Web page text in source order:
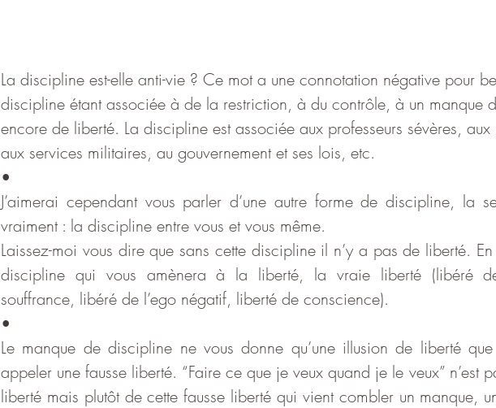
La discipline est-elle anti-vie ? Ce mot a une connotation négative pour
discipline étant associée à de la restriction, à du contrôle, à un manque
encore de liberté. La discipline est associée aux professeurs sévères, aux
aux services militaires, au gouvernement et ses lois, etc.
•
J’aimerai cependant vous parler d’une autre forme de discipline, la
vraiment : la discipline entre vous et vous même.
Laissez-moi vous dire que sans cette discipline il n’y a pas de liberté. En
discipline qui vous amènera à la liberté, la vraie liberté (libéré
souffrance, libéré de l’ego négatif, liberté de conscience).
•
Le manque de discipline ne vous donne qu’une illusion de liberté
appeler une fausse liberté. “Faire ce que je veux quand je le veux” n’est
liberté mais plutôt de cette fausse liberté qui vient combler un manque,